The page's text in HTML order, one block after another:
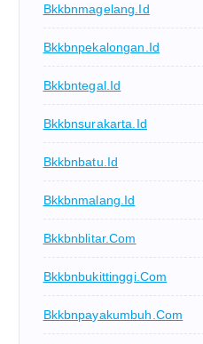
Bkkbnmagelang.id
Bkkbnpekalongan.id
Bkkbntegal.id
Bkkbnsurakarta.id
Bkkbnbatu.id
Bkkbnmalang.id
Bkkbnblitar.com
Bkkbnbukittinggi.com
Bkkbnpayakumbuh.com